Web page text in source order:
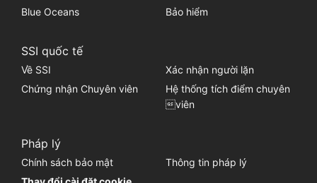
Blue Oceans
Bảo hiểm
SSI quốc tế
Về SSI
Xác nhận người lặn
Chứng nhận Chuyên viên
Hệ thống tích điểm chuyên
viên
Pháp lý
Chính sách bảo mật
Thông tin pháp lý